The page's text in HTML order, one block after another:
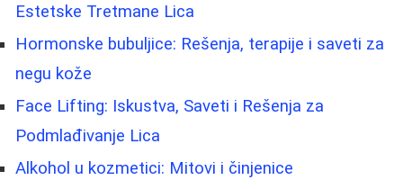
Estetske Tretmane Lica
Hormonske bubuljice: Rešenja, terapije i saveti za
negu kože
Face Lifting: Iskustva, Saveti i Rešenja za
Podmlađivanje Lica
Alkohol u kozmetici: Mitovi i činjenice